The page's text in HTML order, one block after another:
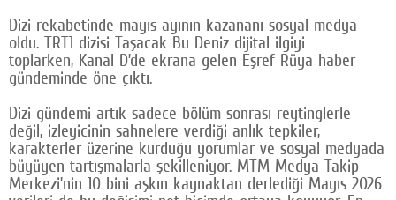
Künye
SOSYAL MEDYA
Twitter
Google Plus
Dizi rekabetinde mayıs ayının kazananı sosyal medya
oldu. TRT1 dizisi Taşacak Bu Deniz dijital ilgiyi
toplarken, Kanal D’de ekrana gelen Eşref Rüya haber
gündeminde öne çıktı.
Dizi gündemi artık sadece bölüm sonrası reytinglerle
değil, izleyicinin sahnelere verdiği anlık tepkiler,
karakterler üzerine kurduğu yorumlar ve sosyal medyada
büyüyen tartışmalarla şekilleniyor. MTM Medya Takip
Merkezi’nin 10 bini aşkın kaynaktan derlediği Mayıs 2026